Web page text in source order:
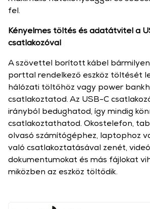
fel.
Kényelmes töltés és adatátvitel a
csatlakozóval
A szövettel borított kábel
porttal rendelkező eszköz töltését
hálózati töltőhöz vagy power
csatlakoztatod. Az USB-C
irányból bedughatod, így mindig
csatlakoztathatod. Okostelefon,
olvasó számítógéphez, laptophoz
való csatlakoztatásával zenét,
dokumentumokat és más fájlokat
miközben az eszköz töltődik.